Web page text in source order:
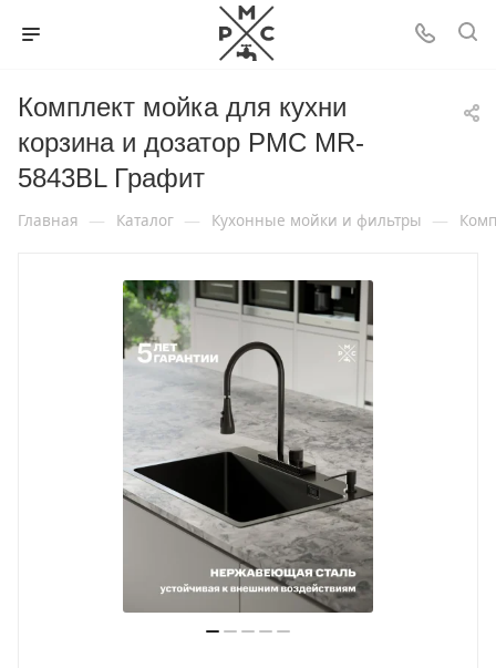
Комплект мойка для кухни
корзина и дозатор РМС MR-
5843BL Графит
Главная — Каталог — Кухонные мойки и фильтры —